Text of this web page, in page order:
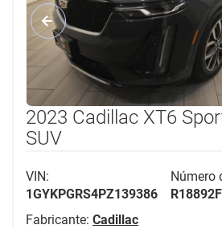
2023 Cadillac XT6
SUV
VIN:
1GYKPGRS4PZ139386
Número
R18892F
Fabricante: Cadillac